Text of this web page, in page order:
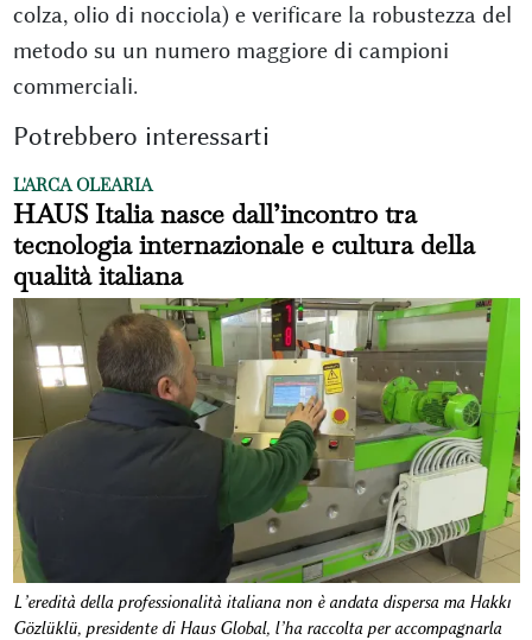
colza, olio di nocciola) e verificare la robustezza del
metodo su un numero maggiore di campioni
commerciali.
Potrebbero interessarti
L'ARCA OLEARIA
HAUS Italia nasce dall’incontro tra
tecnologia internazionale e cultura della
qualità italiana
L’eredità della professionalità italiana non è andata dispersa ma Hakkı
Gözlüklü, presidente di Haus Global, l’ha raccolta per accompagnarla